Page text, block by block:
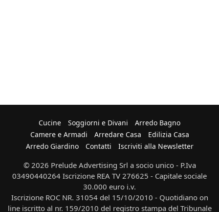
Shabby Chic
Cucine Soggiorni e Divani
Arredo Bagno
Camere e Armadi
Arredare Casa
Edilizia Casa
Arredo Giardino
Contatti Iscriviti alla Newsletter
© 2026 Prelude Advertising Srl a socio unico - P.Iva
03490440264 Iscrizione REA TV 276625 - Capitale sociale
30.000 euro i.v.
Iscrizione ROC NR. 31054 del 15/10/2010 - Quotidiano on
line iscritto al nr. 159/2010 del registro stampa del Tribunale